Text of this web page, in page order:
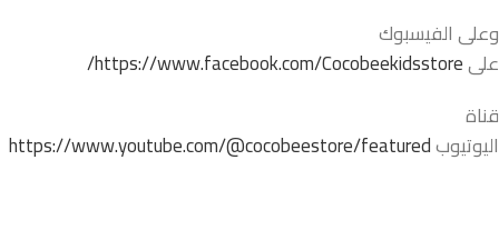
وعلى الفيسبوك
علىhttps://www.facebook.com/Cocobeekidsstore/
قناة
اليوتيوبhttps://www.youtube.com/@cocobeestore/featured